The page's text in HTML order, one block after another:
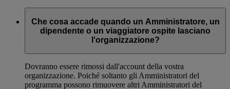
Che cosa accade quando un Amministratore, un
dipendente o un viaggiatore ospite lasciano
l'organizzazione?
Dovranno essere rimossi dall'account della vostra
organizzazione. Poiché soltanto gli Amministratori del
programma possono rimuovere altri Amministratori del